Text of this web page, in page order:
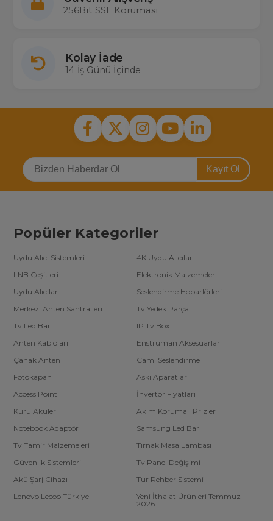
256Bit SSL Koruması
Kolay İade
14 İş Günü İçinde
Kayıt Ol
Popüler Kategoriler
Uydu Alıcı Sistemleri
4K Uydu Alıcılar
LNB Çeşitleri
Elektronik Malzemeler
Uydu Alıcılar
Seslendirme Hoparlörleri
Merkezi Anten Santralleri
Tv Yedek Parça
Tv Led Bar
IP Tv Box
Anten Kabloları
Enstrüman Aksesuarları
Çanak Anten
Cami Seslendirme
Fotokapan
Askı Aparatları
Access Point
İnvertör Fiyatları
Kuru Aküler
Akım Korumalı Prizler
Notebook Adaptör
Samsung Led Bar
Tv Tamir Malzemeleri
Tırnak Masa Lambası
Güvenlik Sistemleri
Tv Panel Değişimi
Akü Şarj Cihazı
Tur Rehber Sistemi
Lenovo Lecoo Türkiye
Yeni İthalat Ürünleri Temmuz
2026